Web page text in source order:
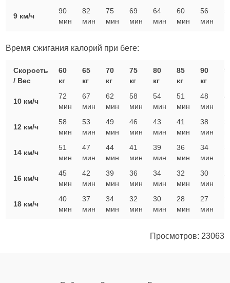
9 км/ч
90
мин
82
мин
75
мин
69
мин
64
мин
60
мин
56
мин
Время сжигания калорий при беге:
Скорость
/ Вес
60
кг
65
кг
70
кг
75
кг
80
кг
85
кг
90
кг
10 км/ч
72
мин
67
мин
62
мин
58
мин
54
мин
51
мин
48
мин
12 км/ч
58
мин
53
мин
49
мин
46
мин
43
мин
41
мин
38
мин
14 км/ч
51
мин
47
мин
44
мин
41
мин
39
мин
36
мин
34
мин
16 км/ч
45
мин
42
мин
39
мин
36
мин
34
мин
32
мин
30
мин
18 км/ч
40
мин
37
мин
34
мин
32
мин
30
мин
28
мин
27
мин
Просмотров: 23063